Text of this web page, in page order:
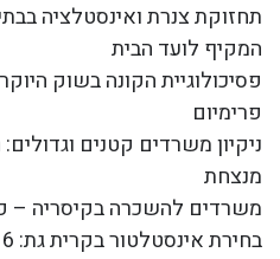
תחזוקת צנרת ואינסטלציה
המקיף לועד הבית
פסיכולוגיית הקונה בשוק
פרימיום
ניקיון משרדים קטנים
מנצחת
משרדים להשכרה בקיסריה –
בחירת אינסטלטור בקרית גת: 6 דברים שלא כדאי לפספס